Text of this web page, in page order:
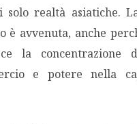
solo realtà asiatiche.
è avvenuta, anche
la concentrazione
e potere nella